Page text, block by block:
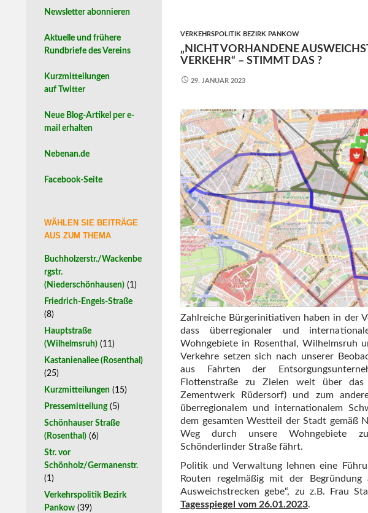
VERKEHRSPOLITIK BEZIRK PANKOW
„NICHT VORHANDENE
VERKEHR“ – STIMMT DAS ?
29. JANUAR 2023
Zahlreiche Bürgerinitiativen haben in der
dass überregionaler und
Wohngebiete in Rosenthal, Wilhelmsruh
Verkehre setzen sich nach unserer
aus Fahrten der
Flottenstraße zu Zielen weit über das
Zementwerk Rüdersorf) und zum
überregionalem und internationalem
dem gesamten Westteil der Stadt gemäß
Weg durch unsere Wohngebiete
Schönderlinder Straße fährt.
Politik und Verwaltung lehnen eine
Routen regelmäßig mit der
Ausweichstrecken gebe“, zu z.B. Frau
Tagesspiegel vom 26.01.2023.
Newsletter abonnieren
Aktuelle und frühere
Rundbriefe des Vereins
Kurzmitteilungen
auf Twitter
Neue Blog-Artikel per e-
mail erhalten
Nebenan.de
Facebook-Seite
WÄHLEN SIE BEITRÄGE
AUS ZUM THEMA
Buchholzerstr./Wackenbe
rgstr.
(Niederschönhausen) (1)
Friedrich-Engels-Straße
(8)
Hauptstraße
(Wilhelmsruh) (11)
Kastanienallee (Rosenthal)
(25)
Kurzmitteilungen (15)
Pressemitteilung(5)
Schönhauser Straße
(Rosenthal) (6)
Str. vor
Schönholz/Germanenstr.
(1)
Verkehrspolitik Bezirk
Pankow (39)